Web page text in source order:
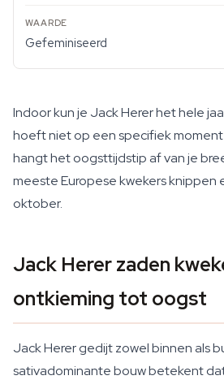
Gefeminiseerd
Indoor kun je Jack Herer het hele
hoeft niet op een specifiek
hangt het oogsttijdstip af van je
meeste Europese kwekers knippen
oktober.
Jack Herer zaden
ontkieming tot oogst
Jack Herer gedijt zowel binnen als
sativadominante bouw betekent